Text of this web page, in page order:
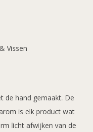
Vissen
de hand gemaakt. De
is elk product wat
licht afwijken van de